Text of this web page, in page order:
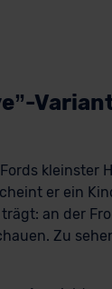
kleinster
er ein
an der
Zu